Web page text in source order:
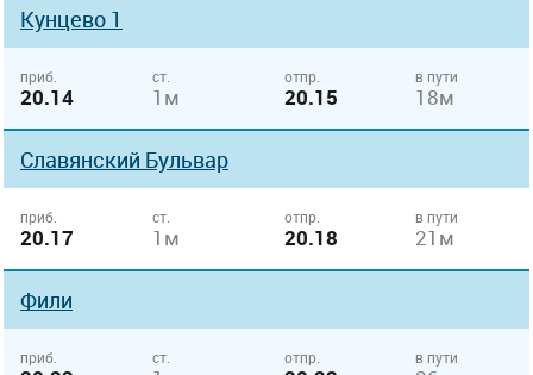
Кунцево 1
приб.
20.14
ст.
1м
отпр.
20.15
в пути
18м
Славянский Бульвар
приб.
20.17
ст.
1м
отпр.
20.18
в пути
21м
Фили
приб. ст. отпр. в пути